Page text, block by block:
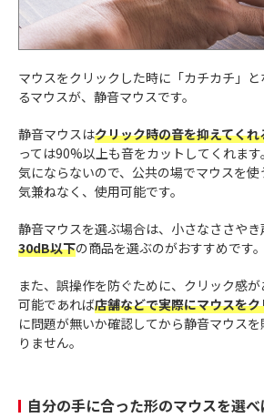
マウスをクリックした時に「カチカチ」
るマウスが、静音マウスです。
静音マウスはクリック時の音を抑えてくれ
っては90%以上も音をカットしてくれま
気にならないので、公共の場でマウスを
気兼ねなく、使用可能です。
静音マウスを選ぶ場合は、小さなささや
30dB以下の商品を選ぶのがおすすめです。
また、誤操作を防ぐために、クリック感が
可能であれば店舗などで実際にマウスを
に問題が無いか確認してから静音マウス
りません。
自分の手に合った形のマウスを選